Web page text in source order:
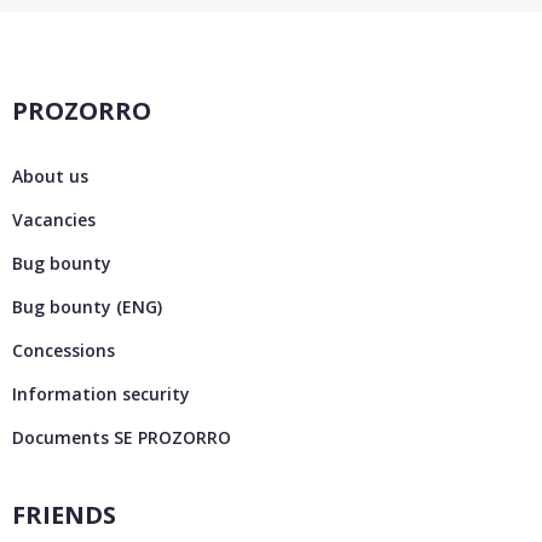
PROZORRO
About us
Vacancies
Bug bounty
Bug bounty (ENG)
Concessions
Information security
Documents SE PROZORRO
FRIENDS